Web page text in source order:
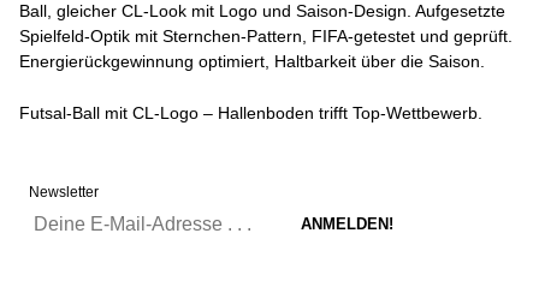
Ball, gleicher CL-Look mit Logo und Saison-Design. Aufgesetzte
Spielfeld-Optik mit Sternchen-Pattern, FIFA-getestet und geprüft.
Energierückgewinnung optimiert, Haltbarkeit über die Saison.
Futsal-Ball mit CL-Logo – Hallenboden trifft Top-Wettbewerb.
Newsletter